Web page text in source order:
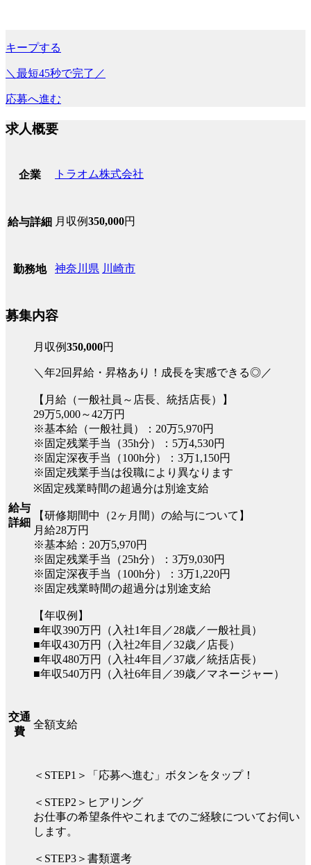
キープする
＼最短45秒で完了／
応募へ進む
求人概要
企業 トラオム株式会社
給与詳細 月収例350,000円
勤務地 神奈川県 川崎市
募集内容
給与
詳細
月収例350,000円
＼年2回昇給・昇格あり！成長を実感できる◎／
【月給（一般社員～店長、統括店長）】
29万5,000～42万円
※基本給（一般社員）：20万5,970円
※固定残業手当（35h分）：5万4,530円
※固定深夜手当（100h分）：3万1,150円
※固定残業手当は役職により異なります
※固定残業時間の超過分は別途支給
【研修期間中（2ヶ月間）の給与について】
月給28万円
※基本給：20万5,970円
※固定残業手当（25h分）：3万9,030円
※固定深夜手当（100h分）：3万1,220円
※固定残業時間の超過分は別途支給
【年収例】
■年収390万円（入社1年目／28歳／一般社員）
■年収430万円（入社2年目／32歳／店長）
■年収480万円（入社4年目／37歳／統括店長）
■年収540万円（入社6年目／39歳／マネージャー）
交通
費
全額支給
＜STEP1＞「応募へ進む」ボタンをタップ！
＜STEP2＞ヒアリング
お仕事の希望条件やこれまでのご経験についてお伺い
します。
＜STEP3＞書類選考